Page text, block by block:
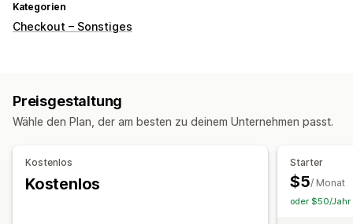
Kategorien
Checkout – Sonstiges
Preisgestaltung
Wähle den Plan, der am besten zu deinem Unternehmen passt.
Kostenlos
Kostenlos
Starter
$5/ Monat
oder $50/Jahr